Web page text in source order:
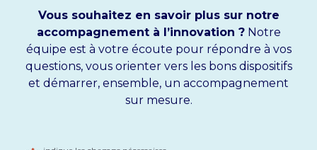
Vous souhaitez en savoir plus sur notre
accompagnement à l’innovation ? Notre
équipe est à votre écoute pour répondre à vos
questions, vous orienter vers les bons dispositifs
et démarrer, ensemble, un accompagnement
sur mesure.